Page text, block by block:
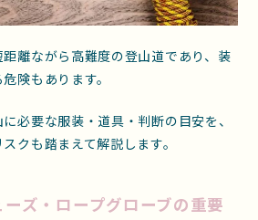
離ながら高難度の登山道であり、装
険もあります。
必要な服装・道具・判断の目安を、
クも踏まえて解説します。
ズ・ロープグローブの重要